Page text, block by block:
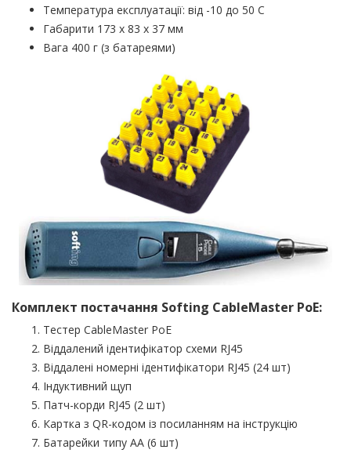
Температура експлуатації: від -10 до 50 С
Габарити 173 х 83 х 37 мм
Вага 400 г (з батареями)
Комплект постачання Softing CableMaster PoE:
Тестер CableMaster PoE
Віддалений ідентифікатор схеми RJ45
Віддалені номерні ідентифікатори RJ45 (24 шт)
Індуктивний щуп
Патч-корди RJ45 (2 шт)
Картка з QR-кодом із посиланням на інструкцію
Батарейки типу АА (6 шт)